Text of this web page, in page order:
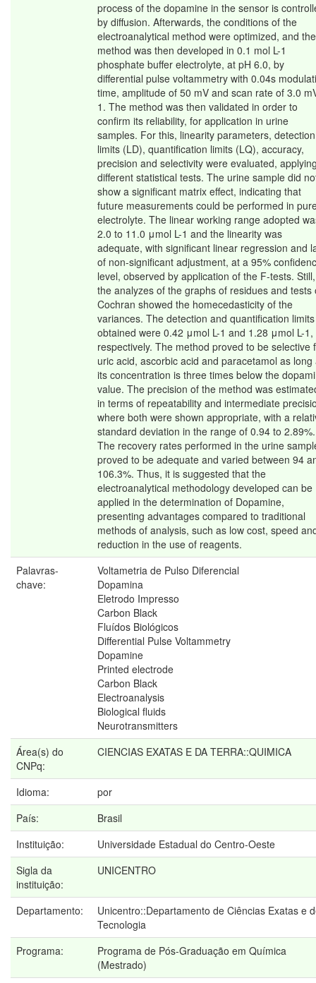
process of the dopamine in the sensor is
by diffusion. Afterwards, the conditions of the
electroanalytical method were optimized, and the
method was then developed in 0.1 mol L-1
phosphate buffer electrolyte, at pH 6.0, by
differential pulse voltammetry with 0.04s
time, amplitude of 50 mV and scan rate of 3.0
1. The method was then validated in order to
confirm its reliability, for application in urine
samples. For this, linearity parameters, detection
limits (LD), quantification limits (LQ), accuracy,
precision and selectivity were evaluated,
different statistical tests. The urine sample did
show a significant matrix effect, indicating that
future measurements could be performed in
electrolyte. The linear working range adopted
2.0 to 11.0 μmol L-1 and the linearity was
adequate, with significant linear regression and
of non-significant adjustment, at a 95%
level, observed by application of the F-tests. Still,
the analyzes of the graphs of residues and tests
Cochran showed the homecedasticity of the
variances. The detection and quantification limits
obtained were 0.42 μmol L-1 and 1.28 μmol L-1,
respectively. The method proved to be selective
uric acid, ascorbic acid and paracetamol as long
its concentration is three times below the
value. The precision of the method was
in terms of repeatability and intermediate
where both were shown appropriate, with a
standard deviation in the range of 0.94 to 2.89%.
The recovery rates performed in the urine
proved to be adequate and varied between 94
106.3%. Thus, it is suggested that the
electroanalytical methodology developed can be
applied in the determination of Dopamine,
presenting advantages compared to traditional
methods of analysis, such as low cost, speed
reduction in the use of reagents.
Palavras-
chave:
Voltametria de Pulso Diferencial
Dopamina
Eletrodo Impresso
Carbon Black
Fluídos Biológicos
Differential Pulse Voltammetry
Dopamine
Printed electrode
Carbon Black
Electroanalysis
Biological fluids
Neurotransmitters
Área(s) do
CNPq:
CIENCIAS EXATAS E DA TERRA::QUIMICA
Idioma:
por
País:
Brasil
Instituição:
Universidade Estadual do Centro-Oeste
Sigla da
instituição:
UNICENTRO
Departamento:
Unicentro::Departamento de Ciências Exatas e
Tecnologia
Programa:
Programa de Pós-Graduação em Química
(Mestrado)